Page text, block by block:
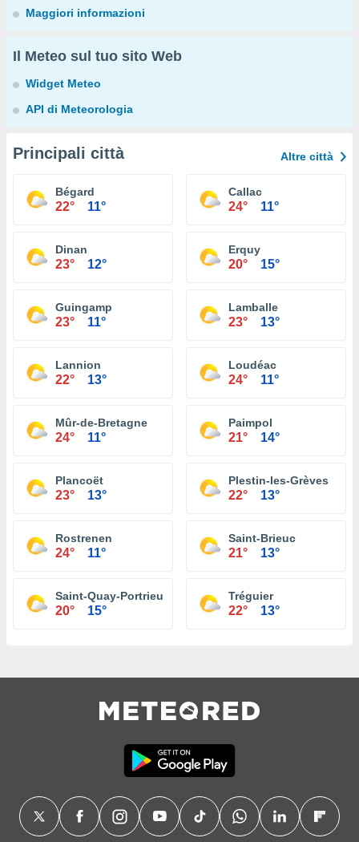
Maggiori informazioni
Il Meteo sul tuo sito Web
Widget Meteo
API di Meteorologia
Principali città Altre città
Bégard
22° 11°
Callac
24° 11°
Dinan
23° 12°
Erquy
20° 15°
Guingamp
23° 11°
Lamballe
23° 13°
Lannion
22° 13°
Loudéac
24° 11°
Mûr-de-Bretagne
24° 11°
Paimpol
21° 14°
Plancoët
23° 13°
Plestin-les-Grèves
22° 13°
Rostrenen
24° 11°
Saint-Brieuc
21° 13°
Saint-Quay-Portrieux
20° 15°
Tréguier
22° 13°